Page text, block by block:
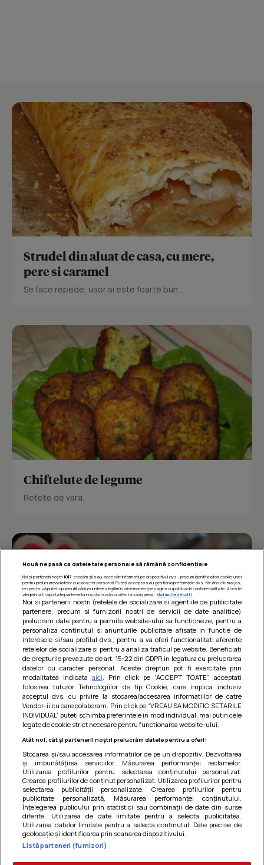
Strudel din aluat de casa, cu mere,
pere si caramel
Se face repede, usor si este foarte bun...
Chiftelute de legume
Retete de vara.
Barcute din vinete cu arpagic rosu
Un deliciu usor de preparat!
Termeni si conditii |
Nouă ne pasă ca datele tale personale să rămână confidențiale
Noi și partenerii noștri 1017 stocăm și/sau accesăm informații pe dispozitivul dvs., precum identificatorii cookie unici
pentru prelucrarea datelor cu caracter personal. Puteți accepta sau gestiona preferințele dvs. făcând clic mai jos,
respectiv vă puteți opune utilizării unui interes legitim în orice moment pe pagina cu politica de confidențialitate. Aceste
alegeri vor fi raportate partenerilor noștri și nu vă vor afecta navigarea.
Mai multe detalii
Noi si partenerii nostri (retelele de socializare si agentiile de publicitate
partenere, precum si furnizorii nostri de servicii de date analitice)
prelucram date pentru a permite website-ului sa functioneze, pentru a
personaliza continutul si anunturile publicitare afisate in functie de
interesele si/sau profilul dvs., pentru a va oferi functionalitati aferente
retelelor de socializare si pentru a analiza traficul pe website. Beneficiati
de drepturile prevazute de art. 15-22 din GDPR in legatura cu prelucrarea
datelor cu caracter personal. Aceste drepturi pot fi exercitate prin
modalitatea indicataaici . Prin click pe “ACCEPT TOATE”, acceptati
folosirea tuturor Tehnologiilor de tip Cookie, care implica inclusiv
acceptul dvs. cu privire la stocarea/accesarea informatiilor de catre
Vendor-ii cu care colaboram. Prin click pe “VREAU SA MODIFIC SETARILE
INDIVIDUAL” puteti schimba preferintele in mod individual, mai putin cele
legate de cookie strict necesare pentru functionarea website-ului.
Atât noi, cât și partenerii noștri prelucrăm datele pentru a oferi:
Stocarea și/sau accesarea informațiilor de pe un dispozitiv. Dezvoltarea
și îmbunătățirea serviciilor. Măsurarea performanței reclamelor.
Utilizarea profilurilor pentru selectarea conținutului personalizat.
Crearea profilurilor de conținut personalizat. Utilizarea profilurilor pentru
selectarea publicității personalizate. Crearea profilurilor pentru
publicitate personalizată. Măsurarea performanței conținutului.
Înțelegerea publicului prin statistici sau combinații de date din surse
diferite. Utilizarea de date limitate pentru a selecta publicitatea.
Utilizarea datelor limitate pentru a selecta conținutul. Date precise de
geolocație și identificarea prin scanarea dispozitivului.
Listă parteneri (furnizori)